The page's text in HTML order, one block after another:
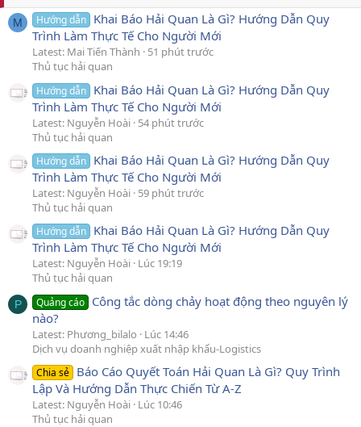
M Hướng dẫn Khai Báo Hải Quan Là Gì? Hướng Dẫn Quy
Trình Làm Thực Tế Cho Người Mới
Latest: Mai Tiến Thành
51 phút trước
Thủ tục hải quan
Hướng dẫn Khai Báo Hải Quan Là Gì? Hướng Dẫn Quy
Trình Làm Thực Tế Cho Người Mới
Latest: Nguyễn Hoài 54 phút trước
Thủ tục hải quan
Hướng dẫn Khai Báo Hải Quan Là Gì? Hướng Dẫn Quy
Trình Làm Thực Tế Cho Người Mới
Latest: Nguyễn Hoài 59 phút trước
Thủ tục hải quan
Hướng dẫn Khai Báo Hải Quan Là Gì? Hướng Dẫn Quy
Trình Làm Thực Tế Cho Người Mới
Latest: Nguyễn Hoài Lúc 19:19
Thủ tục hải quan
P Quảng cáo Công tắc dòng chảy hoạt động theo nguyên lý
nào?
Latest: Phương_bilalo
Lúc 14:46
Dịch vụ doanh nghiệp xuất nhập khẩu-Logistics
Chia sẻ Báo Cáo Quyết Toán Hải Quan Là Gì? Quy Trình
Lập Và Hướng Dẫn Thực Chiến Từ A-Z
Latest: Nguyễn Hoài Lúc 10:46
Thủ tục hải quan